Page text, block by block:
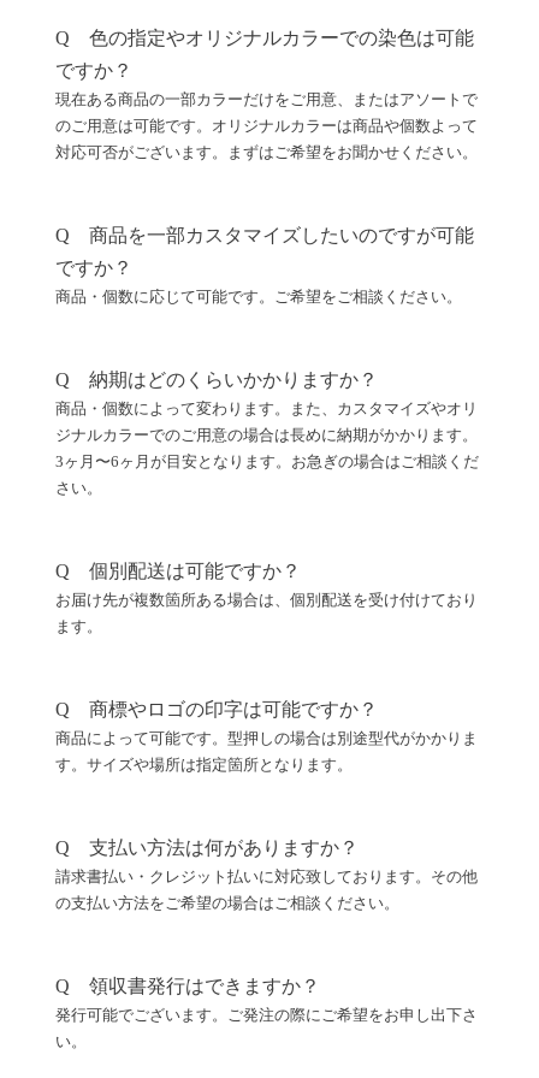
Q 色の指定やオリジナルカラーでの染色は可能
ですか？
現在ある商品の一部カラーだけをご用意、またはアソートで
のご用意は可能です。オリジナルカラーは商品や個数よって
対応可否がございます。まずはご希望をお聞かせください。
Q 商品を一部カスタマイズしたいのですが可能
ですか？
商品・個数に応じて可能です。ご希望をご相談ください。
Q 納期はどのくらいかかりますか？
商品・個数によって変わります。また、カスタマイズやオリ
ジナルカラーでのご用意の場合は長めに納期がかかります。
3ヶ月〜6ヶ月が目安となります。お急ぎの場合はご相談くだ
さい。
Q 個別配送は可能ですか？
お届け先が複数箇所ある場合は、個別配送を受け付けており
ます。
Q 商標やロゴの印字は可能ですか？
商品によって可能です。型押しの場合は別途型代がかかりま
す。サイズや場所は指定箇所となります。
Q 支払い方法は何がありますか？
請求書払い・クレジット払いに対応致しております。その他
の支払い方法をご希望の場合はご相談ください。
Q 領収書発行はできますか？
発行可能でございます。ご発注の際にご希望をお申し出下さ
い。